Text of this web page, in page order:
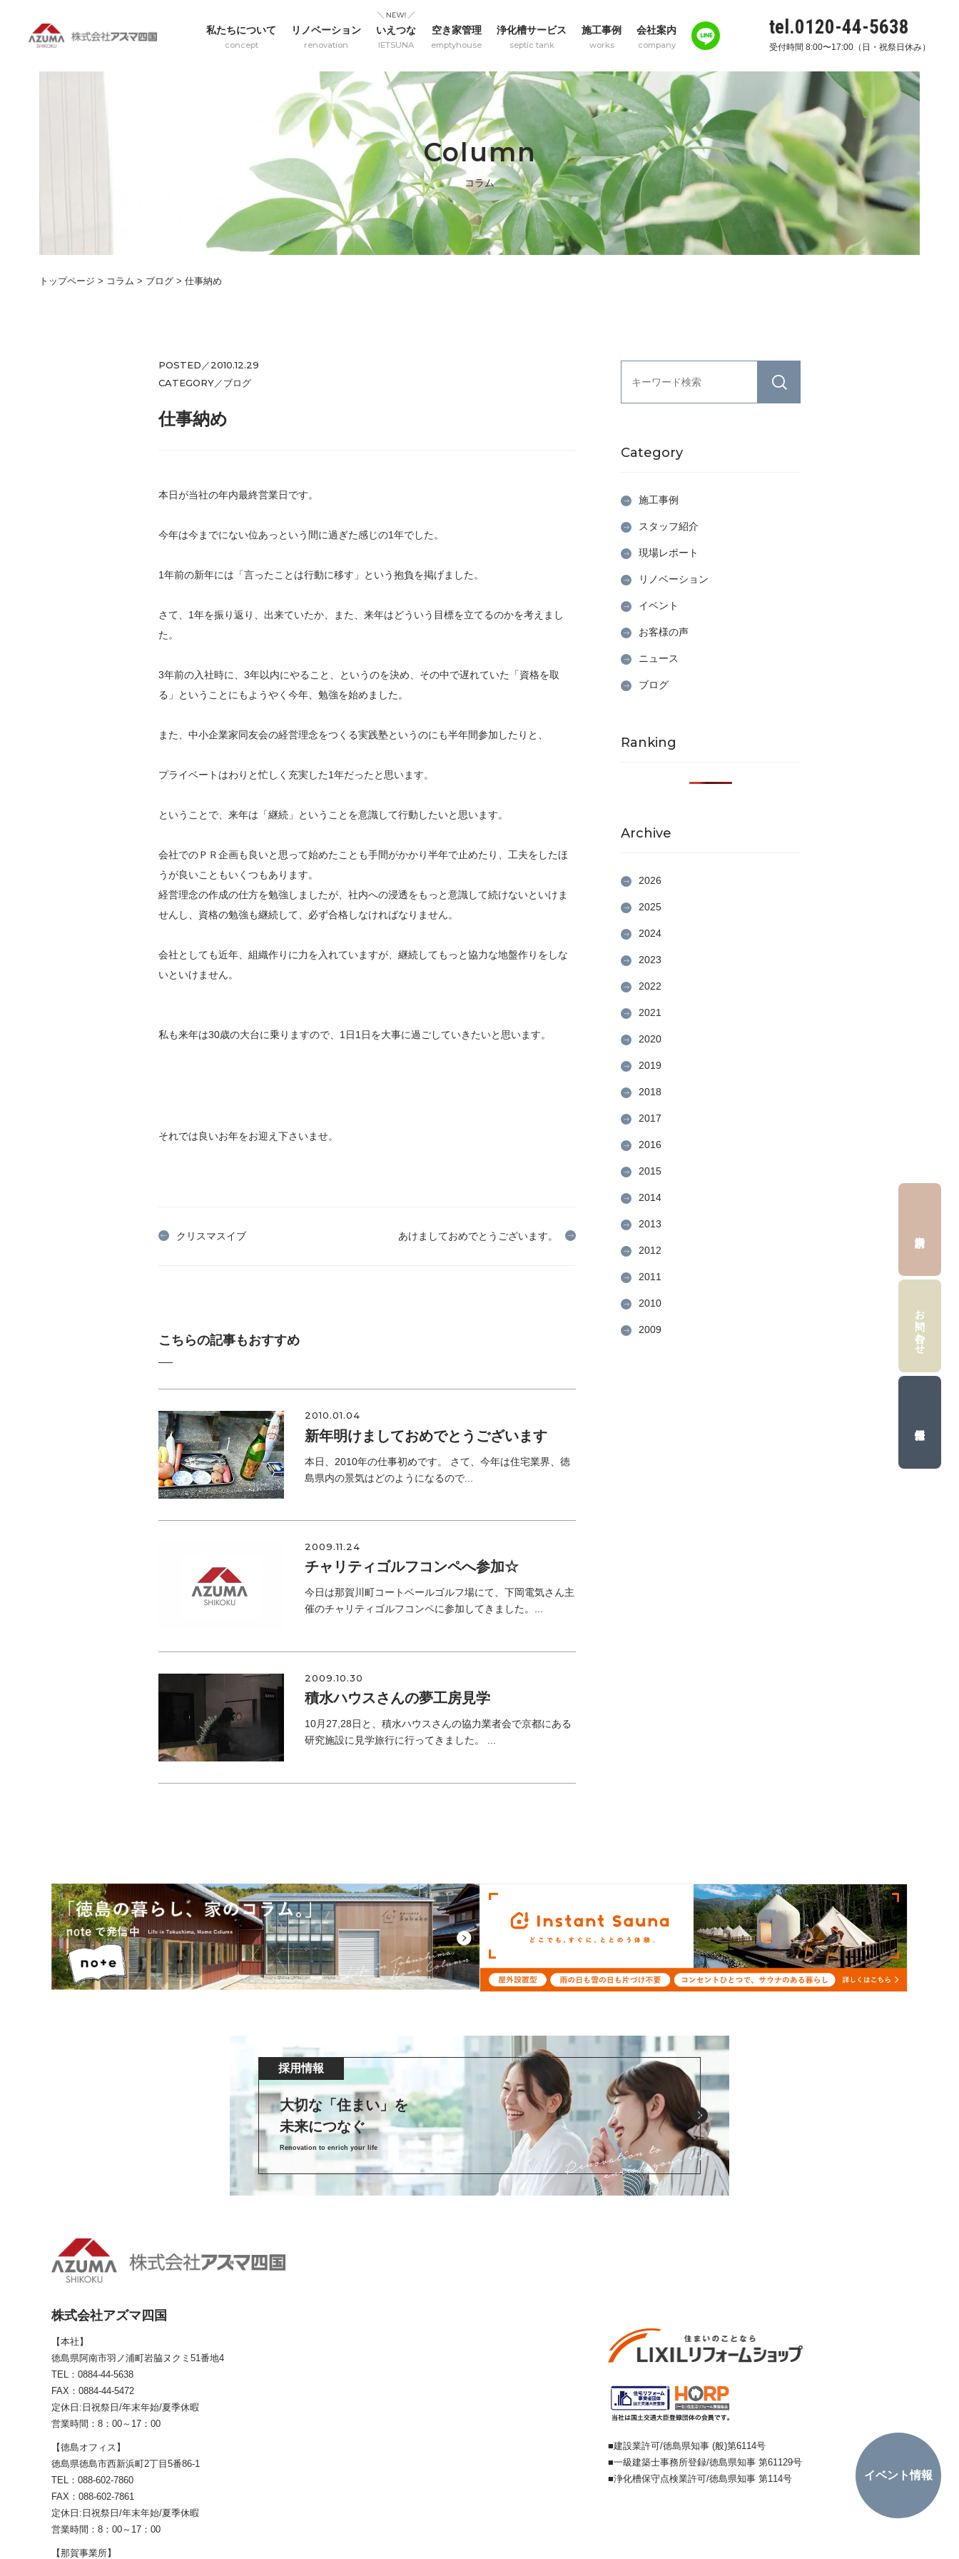
私たちについて
concept
リノベーション
renovation
いえつな
IETSUNA
空き家管理
emptyhouse
浄化槽サービス
septic tank
施工事例
works
会社案内
company
tel.0120-44-5638
受付時間 8:00〜17:00（日・祝祭日休み）
お問い合わせ
イベント情報
Column
コラム
トップページ > コラム > ブログ > 仕事納め
POSTED／2010.12.29
CATEGORY／ブログ
仕事納め
本日が当社の年内最終営業日です。
今年は今までにない位あっという間に過ぎた感じの1年でした。
1年前の新年には「言ったことは行動に移す」という抱負を掲げました。
さて、1年を振り返り、出来ていたか、また、来年はどういう目標を立てるのかを考えまし
た。
3年前の入社時に、3年以内にやること、というのを決め、その中で遅れていた「資格を取
る」ということにもようやく今年、勉強を始めました。
また、中小企業家同友会の経営理念をつくる実践塾というのにも半年間参加したりと、
プライベートはわりと忙しく充実した1年だったと思います。
ということで、来年は「継続」ということを意識して行動したいと思います。
会社でのＰＲ企画も良いと思って始めたことも手間がかかり半年で止めたり、工夫をしたほ
うが良いこともいくつもあります。
経営理念の作成の仕方を勉強しましたが、社内への浸透をもっと意識して続けないといけま
せんし、資格の勉強も継続して、必ず合格しなければなりません。
会社としても近年、組織作りに力を入れていますが、継続してもっと協力な地盤作りをしな
いといけません。
私も来年は30歳の大台に乗りますので、1日1日を大事に過ごしていきたいと思います。
それでは良いお年をお迎え下さいませ。
クリスマスイブ あけましておめでとうございます。
こちらの記事もおすすめ
2010.01.04
新年明けましておめでとうございます
本日、2010年の仕事初めです。 さて、今年は住宅業界、徳
島県内の景気はどのようになるので...
2009.11.24
チャリティゴルフコンペへ参加☆
今日は那賀川町コートベールゴルフ場にて、下岡電気さん主
催のチャリティゴルフコンペに参加してきました。...
2009.10.30
積水ハウスさんの夢工房見学
10月27,28日と、積水ハウスさんの協力業者会で京都にある
研究施設に見学旅行に行ってきました。 ...
Category
施工事例
スタッフ紹介
現場レポート
リノベーション
イベント
お客様の声
ニュース
ブログ
Ranking
Archive
2026
2025
2024
2023
2022
2021
2020
2019
2018
2017
2016
2015
2014
2013
2012
2011
2010
2009
採用情報
大切な「住まい」を
未来につなぐ
Renovation to enrich your life
株式会社アズマ四国
【本社】
徳島県阿南市羽ノ浦町岩脇ヌクミ51番地4
TEL：0884-44-5638
FAX：0884-44-5472
定休日:日祝祭日/年末年始/夏季休暇
営業時間：8：00～17：00
【徳島オフィス】
徳島県徳島市西新浜町2丁目5番86-1
TEL：088-602-7860
FAX：088-602-7861
定休日:日祝祭日/年末年始/夏季休暇
営業時間：8：00～17：00
【那賀事業所】
■建設業許可/徳島県知事 (般)第6114号
■一級建築士事務所登録/徳島県知事 第61129号
■浄化槽保守点検業許可/徳島県知事 第114号